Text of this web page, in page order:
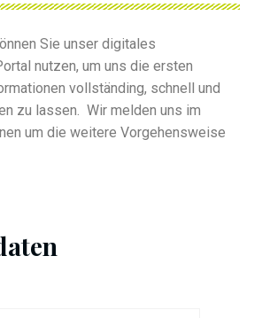
Sie unser digitales
nutzen, um uns die ersten
vollständing, schnell und
zu lassen. Wir melden uns im
um die weitere Vorgehensweise